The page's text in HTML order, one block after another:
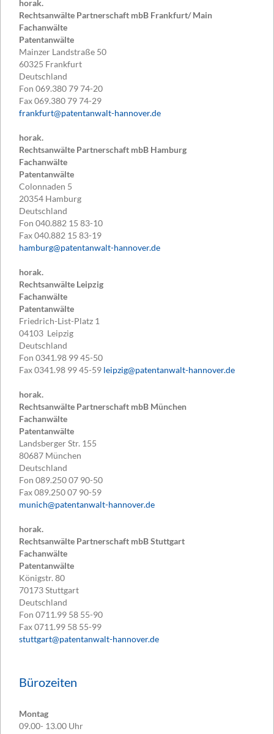
horak.
Rechtsanwälte Partnerschaft mbB Frankfurt/ Main
Fachanwälte
Patentanwälte
Mainzer Landstraße 50
60325 Frankfurt
Deutschland
Fon 069.380 79 74-20
Fax069.380 79 74-29
frankfurt@patentanwalt-hannover.de
horak.
Rechtsanwälte Partnerschaft mbB Hamburg
Fachanwälte
Patentanwälte
Colonnaden 5
20354 Hamburg
Deutschland
Fon 040.882 15 83-10
Fax040.882 15 83-19
hamburg@patentanwalt-hannover.de
horak.
Rechtsanwälte Leipzig
Fachanwälte
Patentanwälte
Friedrich-List-Platz 1
04103 Leipzig
Deutschland
Fon 0341.98 99 45-50
Fax0341.98 99 45-59 leipzig@patentanwalt-hannover.de
horak.
Rechtsanwälte Partnerschaft mbB München
Fachanwälte
Patentanwälte
Landsberger Str. 155
80687 München
Deutschland
Fon 089.250 07 90-50
Fax089.250 07 90-59
munich@patentanwalt-hannover.de
horak.
Rechtsanwälte Partnerschaft mbB Stuttgart
Fachanwälte
Patentanwälte
Königstr. 80
70173Stuttgart
Deutschland
Fon 0711.99 58 55-90
Fax0711.99 58 55-99
stuttgart@patentanwalt-hannover.de
Bürozeiten
Montag
09.00- 13.00 Uhr